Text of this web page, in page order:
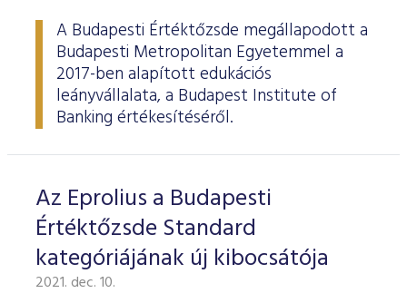
ESG Útmutató
A Budapesti Értéktőzsde megállapodott a
Budapesti Metropolitan Egyetemmel a
2017-ben alapított edukációs
leányvállalata, a Budapest Institute of
Banking értékesítéséről.
Az Eprolius a Budapesti
Értéktőzsde Standard
kategóriájának új kibocsátója
2021. dec. 10.